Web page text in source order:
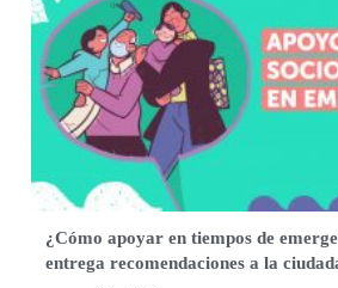
¿Cómo apoyar en tiempos de
entrega recomendaciones a la